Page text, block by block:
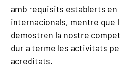
amb requisits establerts en
internacionals, mentre que
demostren la nostre
dur a terme les activitats
acreditats.